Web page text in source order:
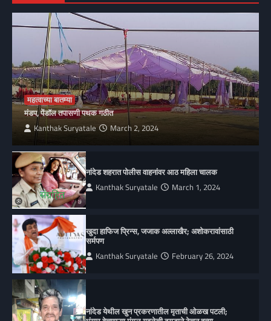
महत्वाच्या बातम्या
मंडप, पेंडॉल तपासणी पथक गठीत
Kanthak Suryatale March 2, 2024
नांदेड शहरात पोलीस वाहनांवर आठ महिला चालक
Kanthak Suryatale March 1, 2024
खुदा हाफिज प्रिन्स, जजाक अल्लाखैर; अशोकरावांसाठी
सर्मपण
Kanthak Suryatale February 26, 2024
नांदेड येथील खुन प्रकरणातील मृताची ओळख पटली;